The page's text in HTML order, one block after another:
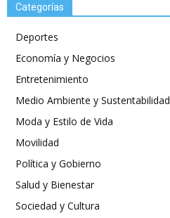
Categorías
Deportes
Economía y Negocios
Entretenimiento
Medio Ambiente y Sustentabilidad
Moda y Estilo de Vida
Movilidad
Política y Gobierno
Salud y Bienestar
Sociedad y Cultura